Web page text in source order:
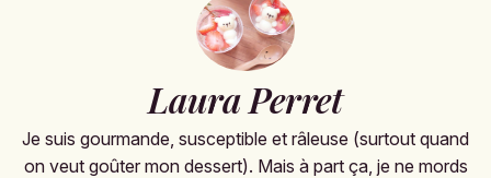
Laura Perret
Je suis gourmande, susceptible et râleuse (surtout quand
on veut goûter mon dessert). Mais à part ça, je ne mords